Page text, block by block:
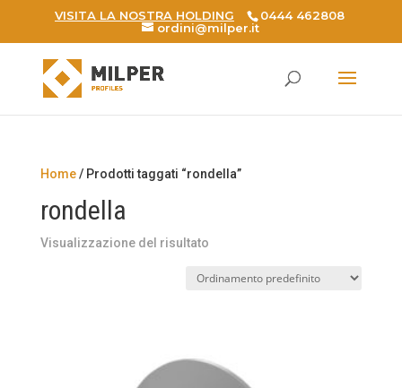
VISITA LA NOSTRA HOLDING
0444 462808
ordini@milper.it
Products
search
Home/ Prodotti taggati “rondella”
rondella
Visualizzazione del risultato